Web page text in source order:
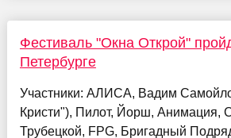
Фестиваль "Окна Открой"
Петербурге
Участники: АЛИСА, Вадим
Кристи"), Пилот, Йорш, Анимация,
Трубецкой, FPG, Бригадный